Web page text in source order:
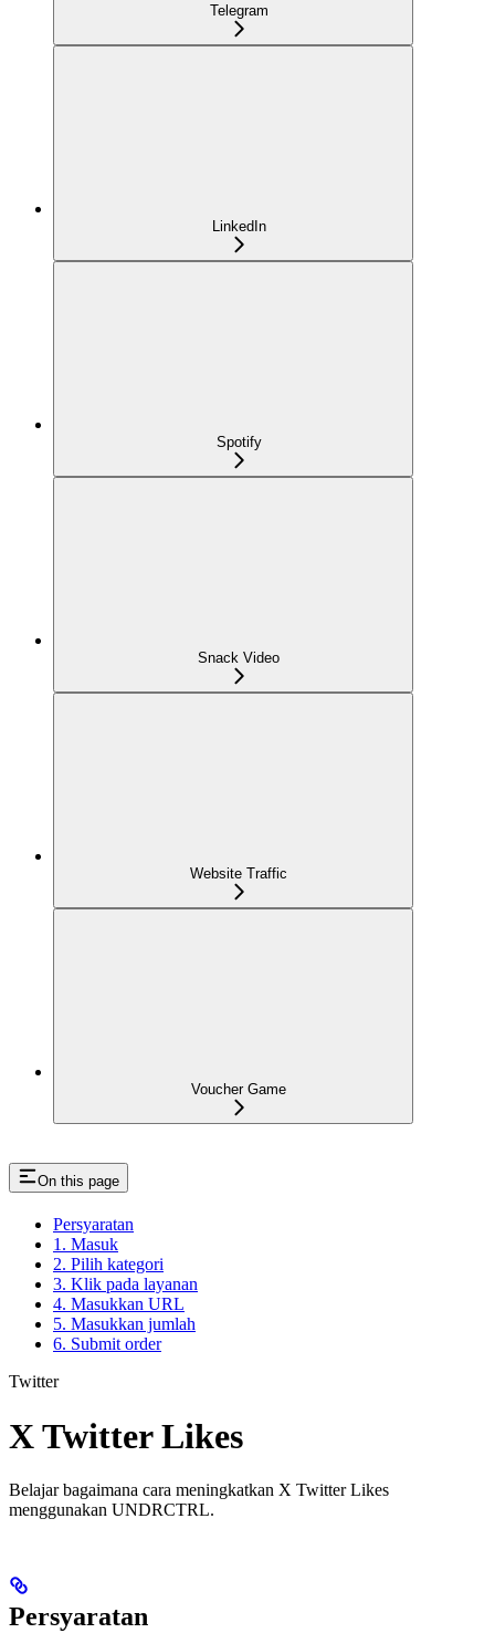
Telegram
LinkedIn
Spotify
Snack Video
Website Traffic
Voucher Game
On this page
Persyaratan
1. Masuk
2. Pilih kategori
3. Klik pada layanan
4. Masukkan URL
5. Masukkan jumlah
6. Submit order
Twitter
X Twitter Likes
Belajar bagaimana cara meningkatkan X Twitter Likes
menggunakan UNDRCTRL.
Persyaratan